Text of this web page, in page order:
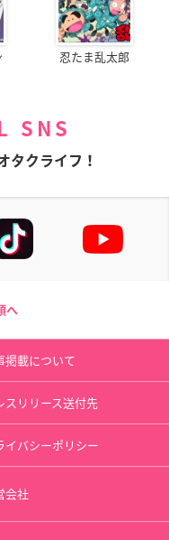
忍たま乱太郎
SNS
タクライフ！
へ
掲載について
スリリース送付先
イバシーポリシー
会社